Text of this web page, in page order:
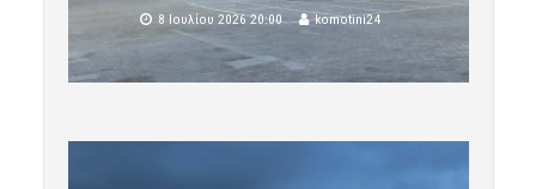
8 Ιουλίου 2026 20:00 komotini24